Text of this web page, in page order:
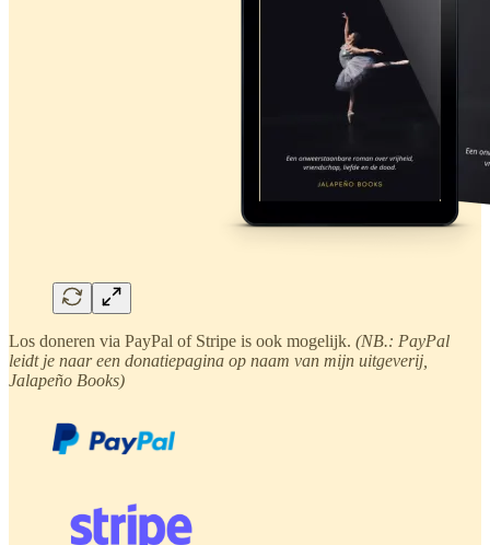
Los doneren via PayPal of Stripe is ook mogelijk. (NB.: PayPal
leidt je naar een donatiepagina op naam van mijn uitgeverij,
Jalapeño Books)